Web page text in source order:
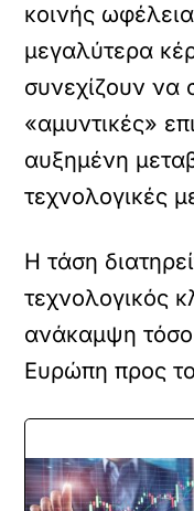
κοινής
μεγαλύτερα
συνεχίζουν να
«αμυντικές»
αυξημένη
τεχνολογικές
Η τάση
τεχνολογικός
ανάκαμψη τόσο
Ευρώπη προς